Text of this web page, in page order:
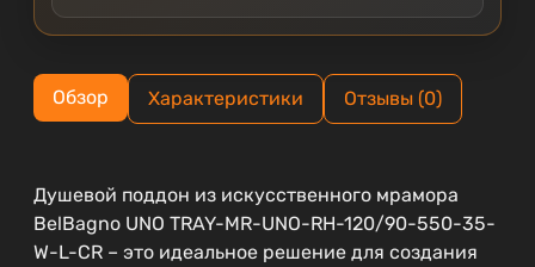
Обзор Характеристики Отзывы (0)
Душевой поддон из искусственного мрамора
BelBagno UNO TRAY-MR-UNO-RH-120/90-550-35-
W-L-CR – это идеальное решение для создания